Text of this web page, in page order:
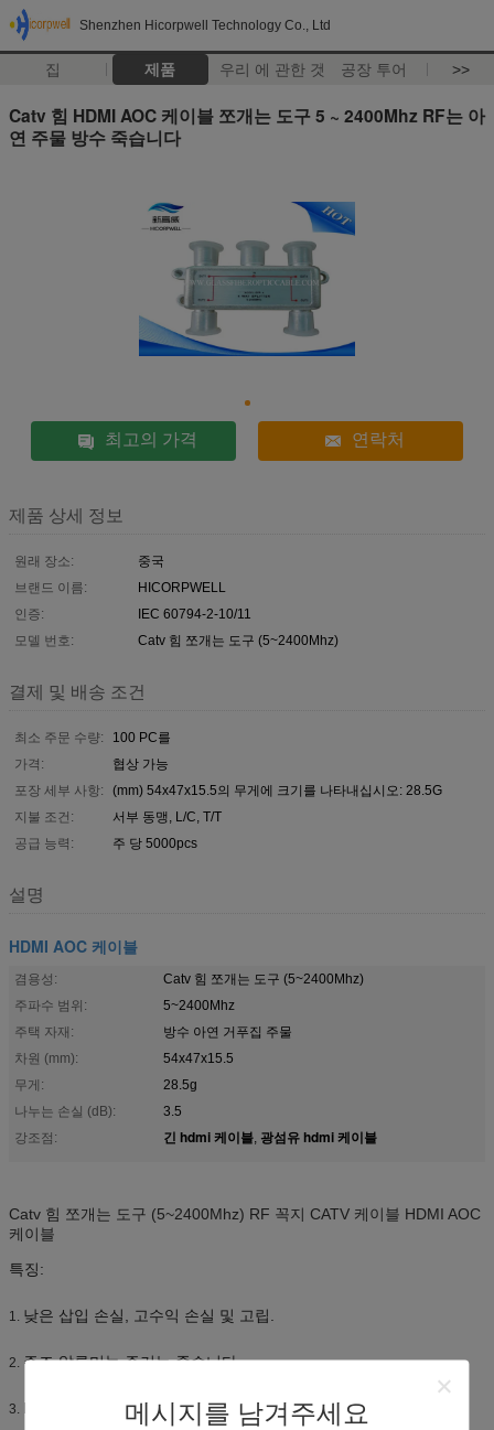
Shenzhen Hicorpwell Technology Co., Ltd
집 제품 우리 에 관한 것 공장 투어 >>
메시지를 남겨주세요
Catv 힘 HDMI AOC 케이블 쪼개는 도구 5 ~ 2400Mhz RF는 아
연 주물 방수 죽습니다
최고의 가격 연락처
제품 상세 정보
원래 장소:
중국
브랜드 이름:
HICORPWELL
인증:
IEC 60794-2-10/11
모델 번호:
Catv 힘 쪼개는 도구 (5~2400Mhz)
결제 및 배송 조건
최소 주문 수량:
100 PC를
가격:
협상 가능
포장 세부 사항:
(mm) 54x47x15.5의 무게에 크기를 나타내십시오: 28.5G
지불 조건:
서부 동맹, L/C, T/T
공급 능력:
주 당 5000pcs
설명
HDMI AOC 케이블
겸용성:
Catv 힘 쪼개는 도구 (5~2400Mhz)
주파수 범위:
5~2400Mhz
주택 자재:
방수 아연 거푸집 주물
차원 (mm):
54x47x15.5
무게:
28.5g
나누는 손실 (dB):
3.5
강조점:
긴 hdmi 케이블, 광섬유 hdmi 케이블
Catv 힘 쪼개는 도구 (5~2400Mhz) RF 꼭지 CATV 케이블 HDMI AOC
케이블
특징:
1. 낮은 삽입 손실, 고수익 손실 및 고립.
2. 주조 알루미늄 주거는 죽습니다
3. RF 주파수 영역 5개에서 1000 MHz